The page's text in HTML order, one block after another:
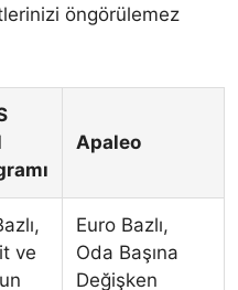
öngörülemez
Apaleo
ve
Euro Bazlı,
Oda Başına
Değişken